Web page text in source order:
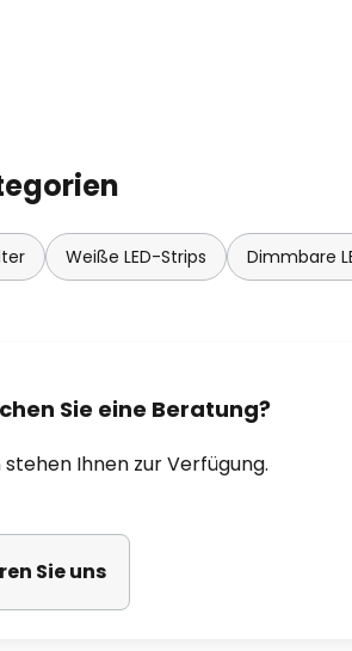
Weiße LED-Strips Dimmbare
Sie eine Beratung?
Ihnen zur Verfügung.
Sie uns